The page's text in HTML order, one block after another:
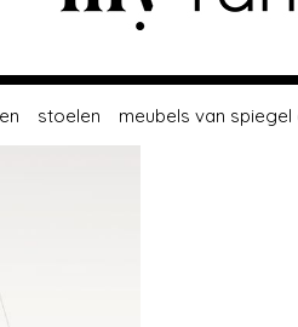
stoelen meubels van spiegel